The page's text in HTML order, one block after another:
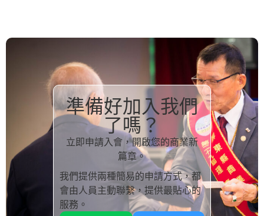
準備好加入我們
了嗎？
立即申請入會，開啟您的商業新
篇章。
我們提供兩種簡易的申請方式，都
會由人員主動聯繫，提供最貼心的
服務。